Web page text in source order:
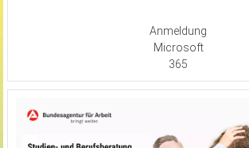
Anmeldung
Microsoft
365